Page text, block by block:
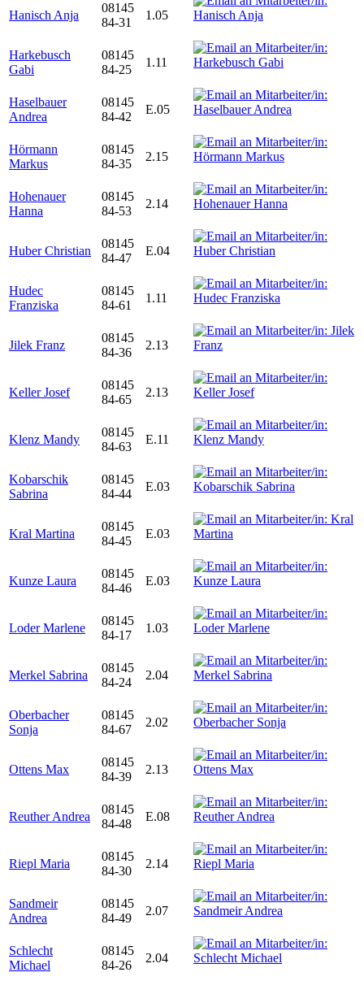
Hanisch Anja
08145
84-31
1.05
Harkebusch
Gabi
08145
84-25
1.11
Haselbauer
Andrea
08145
84-42
E.05
Hörmann
Markus
08145
84-35
2.15
Hohenauer
Hanna
08145
84-53
2.14
Huber Christian
08145
84-47
E.04
Hudec
Franziska
08145
84-61
1.11
Jilek Franz
08145
84-36
2.13
Keller Josef
08145
84-65
2.13
Klenz Mandy
08145
84-63
E.11
Kobarschik
Sabrina
08145
84-44
E.03
Kral Martina
08145
84-45
E.03
Kunze Laura
08145
84-46
E.03
Loder Marlene
08145
84-17
1.03
Merkel Sabrina
08145
84-24
2.04
Oberbacher
Sonja
08145
84-67
2.02
Ottens Max
08145
84-39
2.13
Reuther Andrea
08145
84-48
E.08
Riepl Maria
08145
84-30
2.14
Sandmeir
Andrea
08145
84-49
2.07
Schlecht
Michael
08145
84-26
2.04